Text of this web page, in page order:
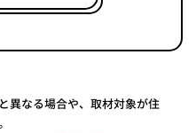
異なる場合や、取材対象が住